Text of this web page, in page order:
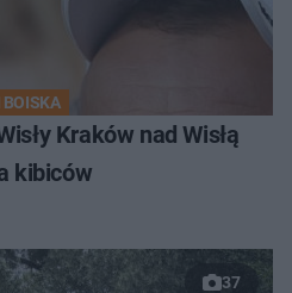
BOISKA
Kraków nad Wisłą
kibiców
37